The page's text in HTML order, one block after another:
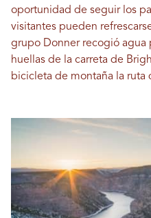
oportunidad de seguir los
visitantes pueden
grupo Donner recogió agua
huellas de la carreta de
bicicleta de montaña la ruta